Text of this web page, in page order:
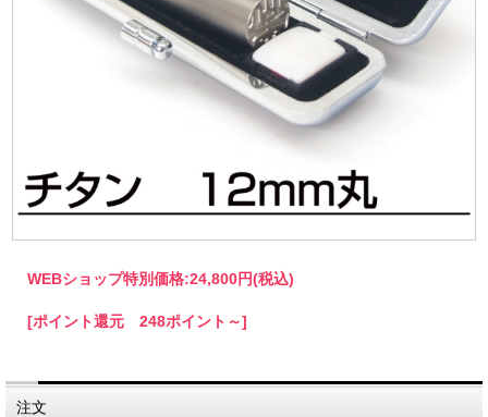
WEBショップ特別価格:24,800円(税込)
[ポイント還元 248ポイント～]
注文